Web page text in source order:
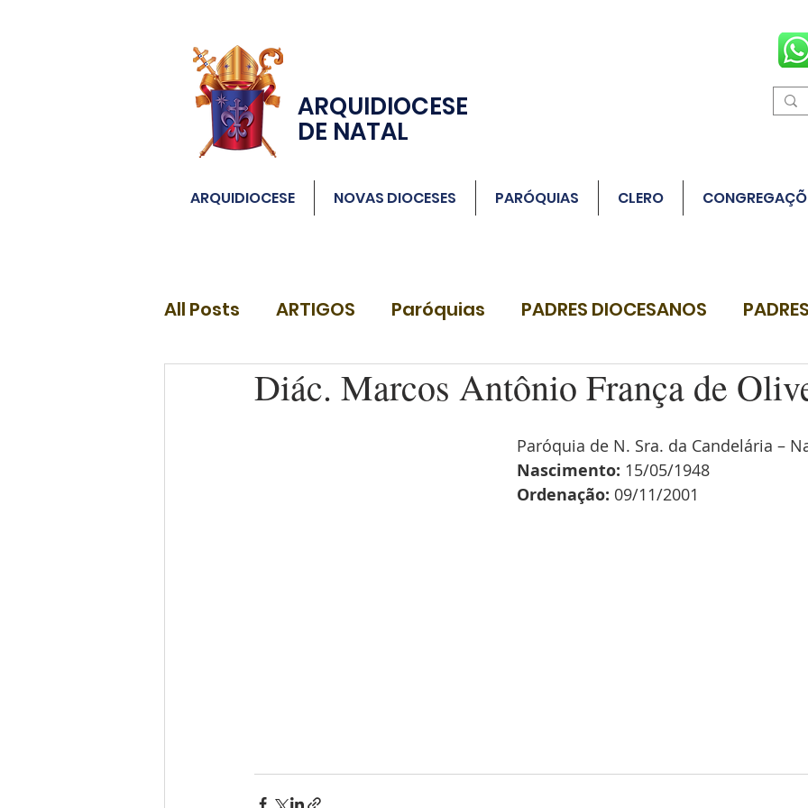
ARQUIDIOCESE
DE NATAL
ARQUIDIOCESE NOVAS DIOCESES PARÓQUIAS CLERO
All Posts ARTIGOS Paróquias PADRES DIOCESANOS
DIÁCONOSDiác. Marcos Antônio França de
Paróquia de N. Sra. da Candelária –
Nascimento: 15/05/1948
Ordenação: 09/11/2001